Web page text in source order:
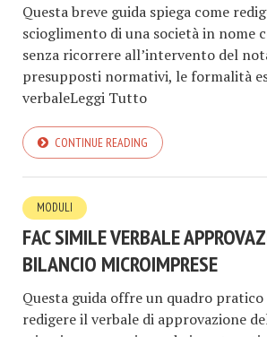
Questa breve guida spiega come
scioglimento di una società in nome
senza ricorrere all’intervento del
presupposti normativi, le formalità
verbaleLeggi Tutto
CONTINUE READING
MODULI
FAC SIMILE VERBALE
BILANCIO MICROIMPRESE​​
Questa guida offre un quadro
redigere il verbale di approvazione